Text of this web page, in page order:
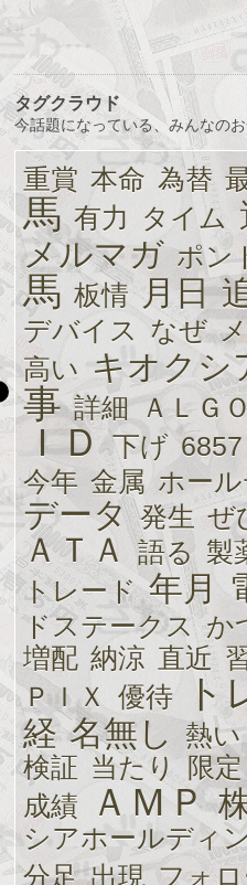
チ
ス
ロ
オ
ン
ラ
イ
ン
カ
ジ
etc-
タグクラウド
今話題になっている、みんなの
重賞 本命 為替
馬 有力 タイム
メルマガ ポン
馬 板情 月日
デバイス なぜ
高い キオクシ
事 詳細 ＡＬＧ
ＩＤ 下げ 6857
今年 金属 ホー
データ 発生 ぜ
ＡＴＡ 語る 製
トレード 年月
ドステークス か
増配 納涼 直近
ＰＩＸ
優待 ト
経 名無し
熱い
検証 当たり
限定
成績
ＡＭＰ
シアホールディ
分足 出現 フォ